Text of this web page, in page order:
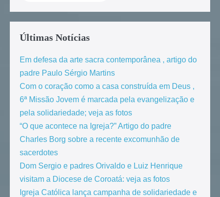
Últimas Notícias
Em defesa da arte sacra contemporânea , artigo do
padre Paulo Sérgio Martins
Com o coração como a casa construída em Deus ,
6ª Missão Jovem é marcada pela evangelização e
pela solidariedade; veja as fotos
“O que acontece na Igreja?” Artigo do padre
Charles Borg sobre a recente excomunhão de
sacerdotes
Dom Sergio e padres Orivaldo e Luiz Henrique
visitam a Diocese de Coroatá: veja as fotos
Igreja Católica lança campanha de solidariedade e